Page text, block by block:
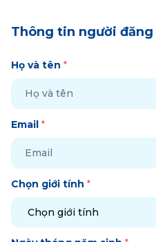
Thông tin người
Họ và tên *
Email *
Chọn giới tính *